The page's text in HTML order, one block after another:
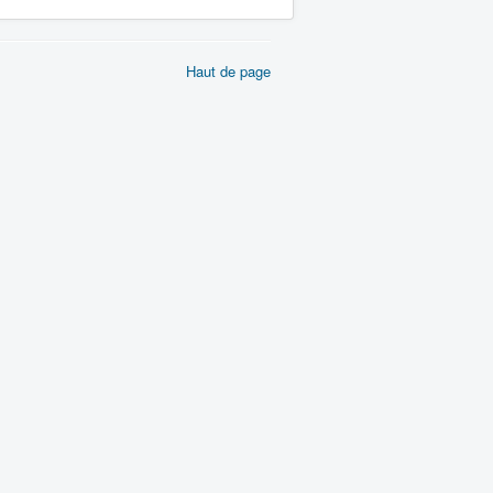
Haut de page